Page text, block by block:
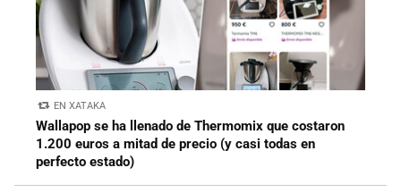
EN XATAKA
Wallapop se ha llenado de Thermomix que costaron
1.200 euros a mitad de precio (y casi todas en
perfecto estado)